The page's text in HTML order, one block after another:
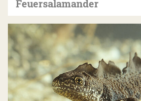
Feuersalamander